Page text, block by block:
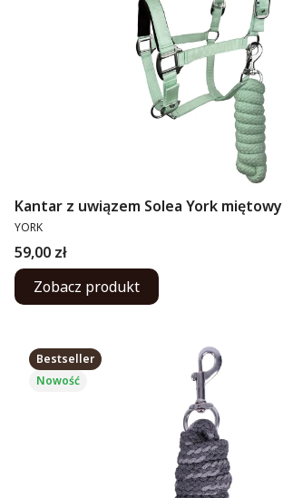
Kantar z uwiązem Solea York miętowy
PRODUCENT
YORK
Cena
59,00 zł
Zobacz produkt
Bestseller
Nowość